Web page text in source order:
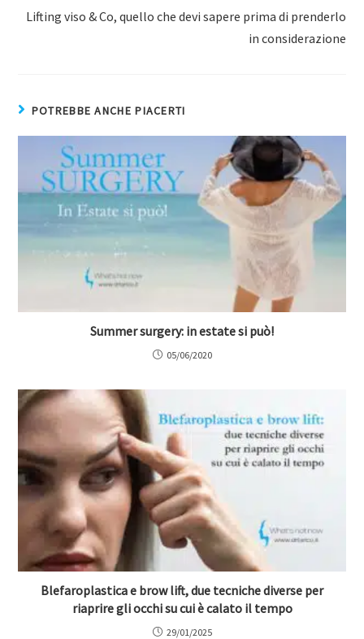
Lifting viso & Co, quello che devi sapere prima di prenderlo
in considerazione
POTREBBE ANCHE PIACERTI
Summer surgery: in estate si può!
05/06/2020
Blefaroplastica e brow lift, due tecniche diverse per
riaprire gli occhi su cui è calato il tempo
29/01/2025